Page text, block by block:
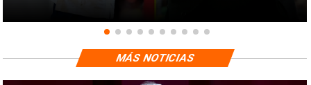
MÁS NOTICIAS